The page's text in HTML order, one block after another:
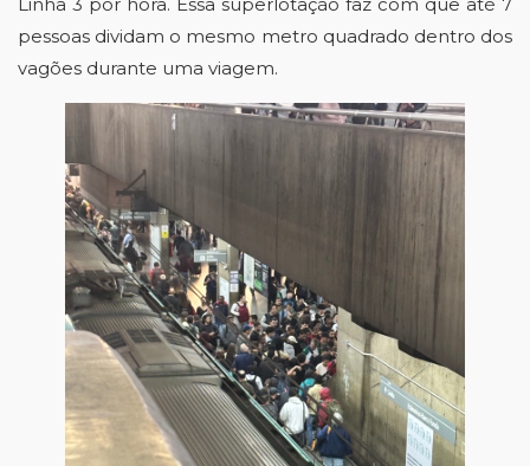
pessoas dividam o mesmo metro quadrado dentro dos
vagões durante uma viagem.